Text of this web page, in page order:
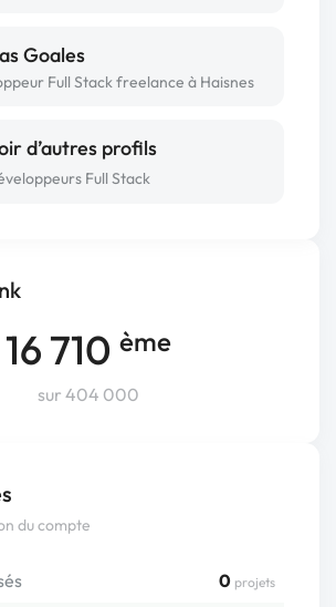
16 710 ème
sur 404 000
du compte
0 projets
Goales
Full Stack freelance à Haisnes
d’autres profils
Full Stack